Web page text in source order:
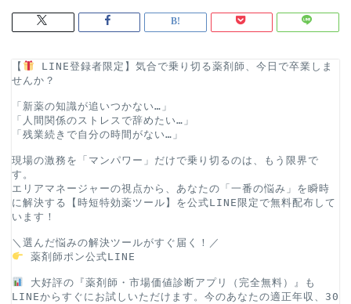
【
LINE登録者限定】気合で乗り切る薬剤師、今日で卒業しま
せんか？
「新薬の知識が追いつかない…」
「人間関係のストレスで辞めたい…」
「残業続きで自分の時間がない…」
現場の激務を「マンパワー」だけで乗り切るのは、もう限界で
す。
エリアマネージャーの視点から、あなたの「一番の悩み」を瞬時
に解決する【時短特効薬ツール】を公式LINE限定で無料配布して
います！
＼選んだ悩みの解決ツールがすぐ届く！／
薬剤師ポン公式LINE
大好評の『薬剤師・市場価値診断アプリ（完全無料）』も
LINEからすぐにお試しいただけます。今のあなたの適正年収、30